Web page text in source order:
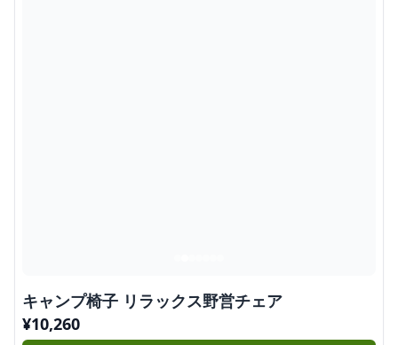
キャンプ椅子 リラックス野営チェア
¥10,260